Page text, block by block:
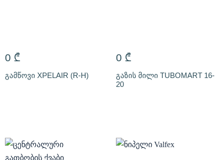
0 ₾
გამწოვი XPELAIR (R-H)
0 ₾
გაზის მილი TUBOMART 16-
20